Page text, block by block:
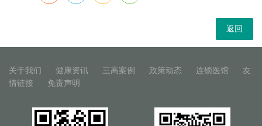
返回
关于我们 健康资讯 三高案例 政策动态 连锁医馆
友
情链接
免责声明